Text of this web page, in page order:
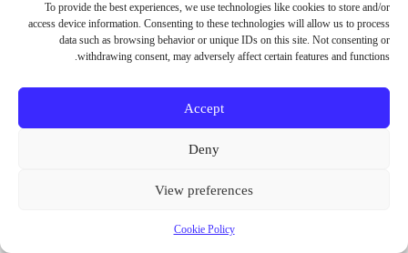
To provide the best experiences, we use technologies like cookies to store and/or
access device information. Consenting to these technologies will allow us to process
data such as browsing behavior or unique IDs on this site. Not consenting or
withdrawing consent, may adversely affect certain features and functions.
Accept
Deny
View preferences
Cookie Policy
© حقوق النشر 2026، جميع الحقوق محفوظة
فيسبوك
X يوتيوبانستقرامVediograph